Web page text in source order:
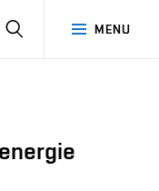
MENU